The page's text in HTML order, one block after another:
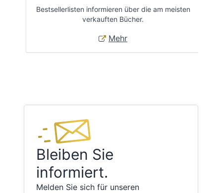
Bestsellerlisten informieren über die am meisten
verkauften Bücher.
Mehr
Bleiben Sie
informiert.
Melden Sie sich für unseren